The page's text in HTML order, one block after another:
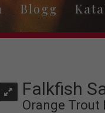
Blogg
Falkfish
Orange Trout